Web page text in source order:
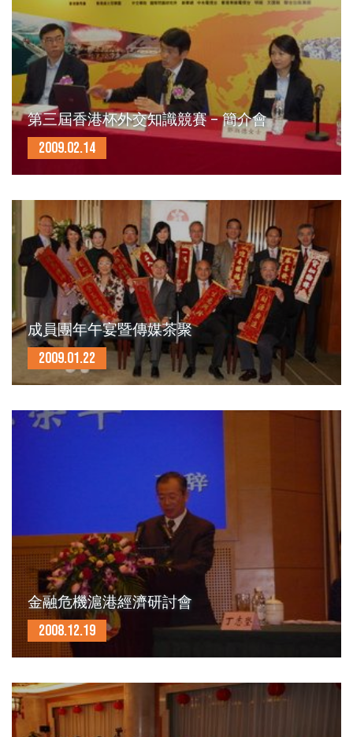
第三屆香港杯外交知識競賽 – 簡介會
2009.02.14
成員團年午宴暨傳媒茶聚
2009.01.22
金融危機滬港經濟研討會
2008.12.19